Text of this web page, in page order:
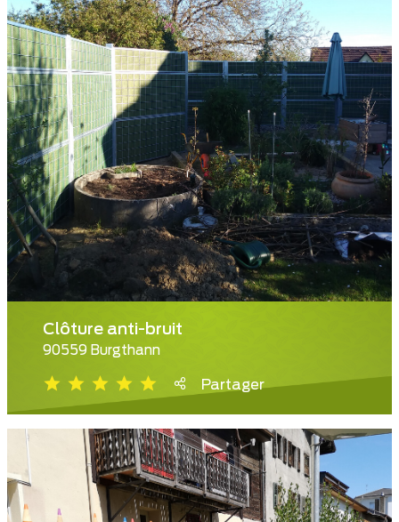
Clôture anti-bruit
90559 Burgthann
Partager